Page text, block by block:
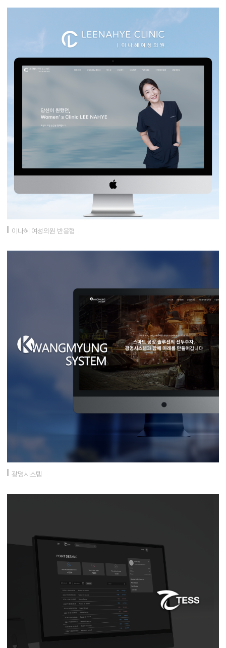
이나혜 여성의원 반응형
광명시스템